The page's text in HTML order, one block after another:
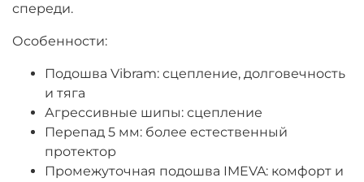
спереди.
Особенности:
Подошва Vibram: сцепление, долговечность
и тяга
Агрессивные шипы: сцепление
Перепад 5 мм: более естественный
протектор
Промежуточная подошва IMEVA: комфорт и